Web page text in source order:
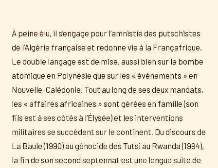
À peine élu, il s’engage pour l’amnistie des putschistes
de l’Algérie française et redonne vie à la Françafrique.
Le double langage est de mise, aussi bien sur la bombe
atomique en Polynésie que sur les « événements » en
Nouvelle-Calédonie. Tout au long de ses deux mandats,
les « affaires africaines » sont gérées en famille (son
fils est à ses côtés à l’Élysée) et les interventions
militaires se succèdent sur le continent. Du discours de
La Baule (1990) au génocide des Tutsi au Rwanda (1994),
la fin de son second septennat est une longue suite de